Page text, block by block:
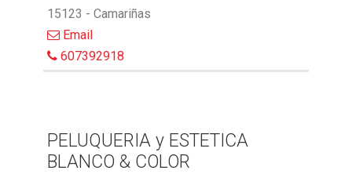
15123 - Camariñas
Email
607392918
PELUQUERIA y ESTETICA
BLANCO & COLOR